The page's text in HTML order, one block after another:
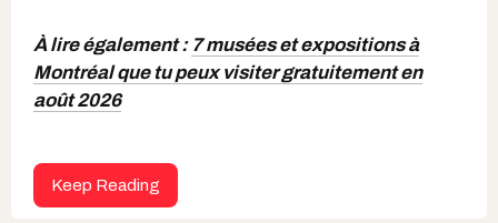
À lire également : 7 musées et expositions à
Montréal que tu peux visiter gratuitement en
août 2026
Keep Reading